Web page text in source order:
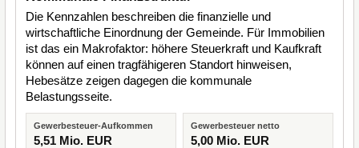
Die Kennzahlen beschreiben die finanzielle und
wirtschaftliche Einordnung der Gemeinde. Für Immobilien
ist das ein Makrofaktor: höhere Steuerkraft und Kaufkraft
können auf einen tragfähigeren Standort hinweisen,
Hebesätze zeigen dagegen die kommunale
Belastungsseite.
Gewerbesteuer-Aufkommen
5,51 Mio. EUR
Gewerbesteuer netto
5,00 Mio. EUR